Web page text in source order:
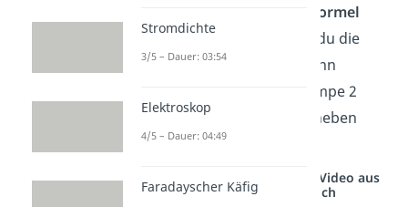
niemals in derselben Formel
kombinieren
. Berechnest du die
Leistung von Lampe 1? Dann
ignoriere alles, was bei Lampe 2
oder beim Widerstand daneben
passiert.
Studyflix vernetzt: Hier ein Video aus
einem anderen Bereich
Stromdichte
3/5 – Dauer: 03:54
Elektroskop
4/5 – Dauer: 04:49
Faradayscher Käfig